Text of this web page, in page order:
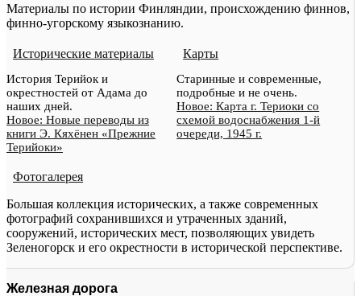
Материалы по истории Финляндии, происхождению финнов,
финно-угорскому языкознанию.
Исторические материалы
История Терийок и
окрестностей от Адама до
наших дней.
Новое: Новые переводы из
книги Э. Кяхёнен «Прежние
Терийоки»
Карты
Старинные и современные,
подробные и не очень.
Новое: Карта г. Териоки со
схемой водоснабжения 1-й
очереди, 1945 г.
Фотогалерея
Большая коллекция исторических, а также современных
фотографий сохранившихся и утраченных зданий,
сооружений, исторических мест, позволяющих увидеть
Зеленогорск и его окрестности в исторической перспективе.
Железная дорога